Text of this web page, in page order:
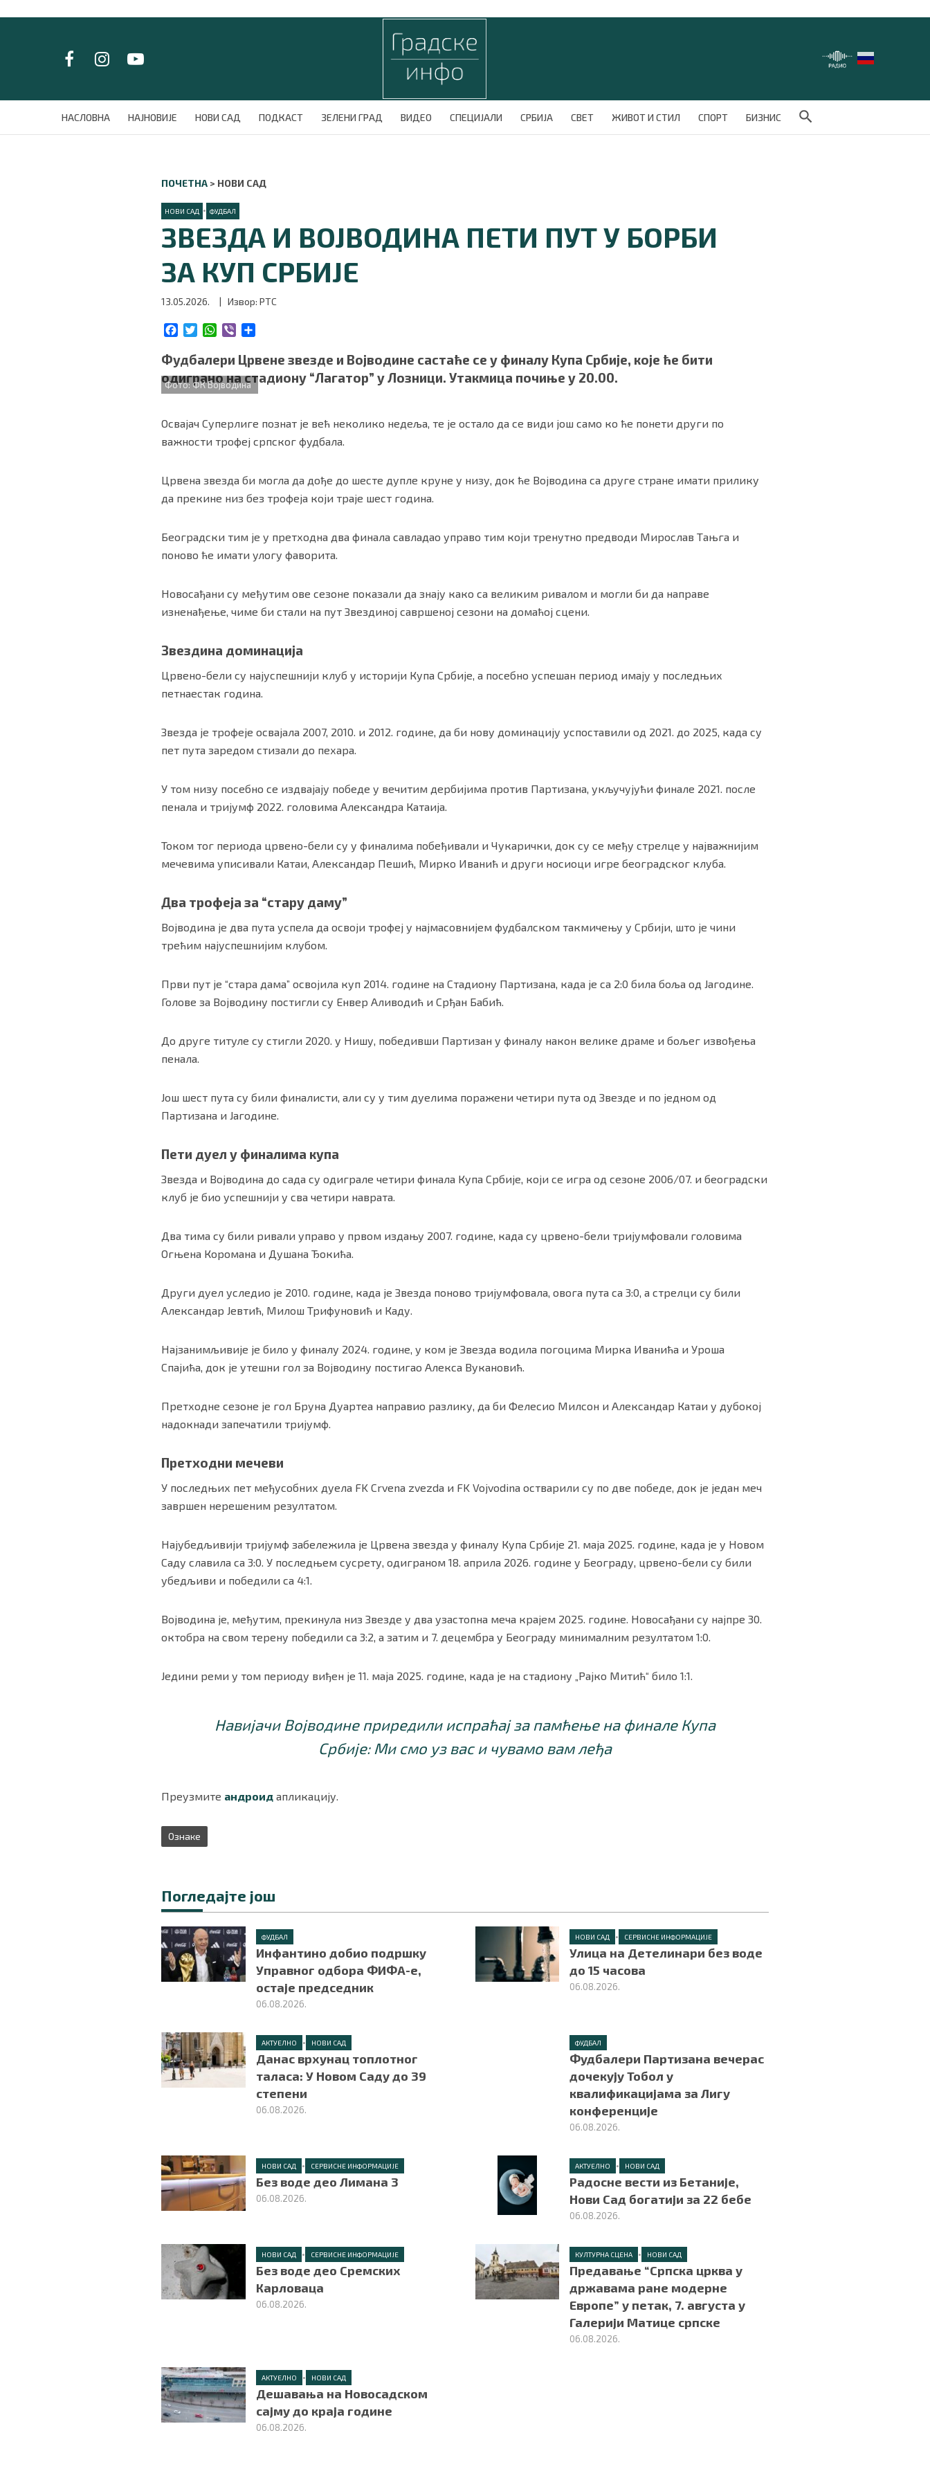
НАСЛОВНА НАЈНОВИЈЕ НОВИ САД ПОДКАСТ ЗЕЛЕНИ ГРАД ВИДЕО СПЕЦИЈАЛИ СРБИЈА СВЕТ ЖИВОТ И СТИЛ СПОРТ БИЗНИС
Search Button
ПОЧЕТНА > НОВИ САД
НОВИ САД • ФУДБАЛ
ЗВЕЗДА И ВОЈВОДИНА ПЕТИ ПУТ У БОРБИ
ЗА КУП СРБИЈЕ
13.05.2026. | Извор: РТС
c
e
b
k
i
t
W
a
t
s
p
b
r
a
e
Фудбалери Црвене звезде и Војводине састаће се у финалу Купа Србије, које ће бити
одиграно на стадиону “Лагатор” у Лозници. Утакмица почиње у 20.00.
Фото: ФК Војводина
Освајач Суперлиге познат је већ неколико недеља, те је остало да се види још само ко ће понети други по
важности трофеј српског фудбала.
Црвена звезда би могла да дође до шесте дупле круне у низу, док ће Војводина са друге стране имати прилику
да прекине низ без трофеја који траје шест година.
Београдски тим је у претходна два финала савладао управо тим који тренутно предводи Мирослав Тањга и
поново ће имати улогу фаворита.
Новосађани су међутим ове сезоне показали да знају како са великим ривалом и могли би да направе
изненађење, чиме би стали на пут Звездиној савршеној сезони на домаћој сцени.
Звездина доминација
Црвено-бели су најуспешнији клуб у историји Купа Србије, а посебно успешан период имају у последњих
петнаестак година.
Звезда је трофеје освајала 2007, 2010. и 2012. године, да би нову доминацију успоставили од 2021. до 2025, када су
пет пута заредом стизали до пехара.
У том низу посебно се издвајају победе у вечитим дербијима против Партизана, укључујући финале 2021. после
пенала и тријумф 2022. головима Александра Катаија.
Током тог периода црвено-бели су у финалима побеђивали иЧукарички, док су се међу стрелце у најважнијим
мечевима уписивали Катаи, Александар Пешић, Мирко Иванић и други носиоци игре београдског клуба.
Два трофеја за “стару даму”
Војводина је два пута успела да освоји трофеј у најмасовнијем фудбалском такмичењу у Србији, што је чини
трећим најуспешнијим клубом.
Први пут је “стара дама” освојила куп 2014. године на Стадиону Партизана, када је са 2:0 била боља од Јагодине.
Голове за Војводину постигли су Енвер Аливодић и Срђан Бабић.
До друге титуле су стигли 2020. у Нишу, победивши Партизан у финалу након велике драме и бољег извођења
пенала.
Још шест пута су били финалисти, али су у тим дуелима поражени четири пута од Звезде и по једном од
Партизана и Јагодине.
Пети дуел у финалима купа
Звезда и Војводина до сада су одиграле четири финала Купа Србије, који се игра од сезоне 2006/07. и београдски
клуб је био успешнији у сва четири наврата.
Два тима су били ривали управо у првом издању 2007. године, када су црвено-бели тријумфовали головима
Огњена Коромана и Душана Ђокића.
Други дуел уследио је 2010. године, када је Звезда поново тријумфовала, овога пута са 3:0, а стрелци су били
Александар Јевтић, Милош Трифуновић и Каду.
Најзанимљивије је било у финалу 2024. године, у ком је Звезда водила погоцима Мирка Иванића и Уроша
Спајића, док је утешни гол за Војводину постигао Алекса Вукановић.
Претходне сезоне је гол Бруна Дуартеа направио разлику, да би Фелесио Милсон и Александар Катаи у дубокој
надокнади запечатили тријумф.
Претходни мечеви
У последњих пет међусобних дуела FK Crvena zvezda и FK Vojvodina остварили су по две победе, док је један меч
завршен нерешеним резултатом.
Најубедљивији тријумф забележила је Црвена звезда у финалу Купа Србије 21. маја 2025. године, када је у Новом
Саду славила са 3:0. У последњем сусрету, одиграном 18. априла 2026. године у Београду, црвено-бели су били
убедљиви и победили са 4:1.
Војводина је, међутим, прекинула низ Звезде у два узастопна меча крајем 2025. године. Новосађани су најпре 30.
октобра на свом терену победили са 3:2, а затим и 7. децембра у Београду минималним резултатом 1:0.
Једини реми у том периоду виђен је 11. маја 2025. године, када је на стадиону „Рајко Митић“ било 1:1.
Навијачи Војводине приредили испраћај за памћење на финале Купа
Србије: Ми смо уз вас и чувамо вам леђа
Преузмите андроид апликацију.
Ознаке
Погледајте још
ФУДБАЛ
Инфантино добио подршку
Управног одбора ФИФА-е,
остаје председник
06.08.2026.
НОВИ САД • СЕРВИСНЕ ИНФОРМАЦИЈЕ
Улица на Детелинари без воде
до 15 часова
06.08.2026.
АКТУЕЛНО • НОВИ САД
Данас врхунац топлотног
таласа: У Новом Саду до 39
степени
06.08.2026.
ФУДБАЛ
Фудбалери Партизана вечерас
дочекују Тобол у
квалификацијама за Лигу
конференције
06.08.2026.
НОВИ САД • СЕРВИСНЕ ИНФОРМАЦИЈЕ
Без воде део Лимана 3
06.08.2026.
АКТУЕЛНО • НОВИ САД
Радосне вести из Бетаније,
Нови Сад богатији за 22 бебе
06.08.2026.
НОВИ САД • СЕРВИСНЕ ИНФОРМАЦИЈЕ
Без воде део Сремских
Карловаца
06.08.2026.
КУЛТУРНА СЦЕНА • НОВИ САД
Предавање “Српска црква у
државама ране модерне
Европе” у петак, 7. августа у
Галерији Матице српске
06.08.2026.
АКТУЕЛНО • НОВИ САД
Дешавања на Новосадском
сајму до краја године
06.08.2026.
НАСЛОВНА
НАЈНОВИЈЕ
redakcija@gradskeinfo.rs
ПРАТИТЕ НАС
Услови коришћења|Политика приватности|О нама
ПРЕУЗМИТЕ НАШУ АПЛИКАЦИЈУ